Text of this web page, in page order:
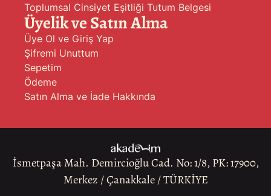
Toplumsal Cinsiyet Eşitliği Tutum Belgesi
Üyelik ve Satın Alma
Üye Ol ve Giriş Yap
Şifremi Unuttum
Sepetim
Ödeme
Satın Alma ve İade Hakkında
İsmetpaşa Mah. Demircioğlu Cad. No: 1/8, PK: 17900,
Merkez / Çanakkale / TÜRKİYE